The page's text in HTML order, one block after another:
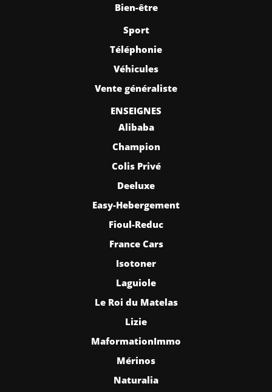
Bien-être
Sport
Téléphonie
Véhicules
Vente généraliste
ENSEIGNES
Alibaba
Champion
Colis Privé
Deeluxe
Easy-Hebergement
Fioul-Reduc
France Cars
Isotoner
Laguiole
Le Roi du Matelas
Lizie
MaformationImmo
Mérinos
Naturalia